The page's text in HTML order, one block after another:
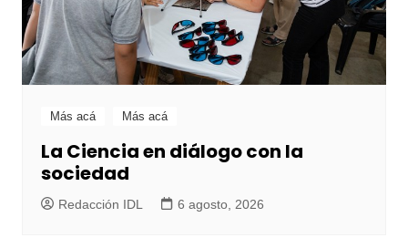
Más acá Más acá
La Ciencia en diálogo con la
sociedad
Redacción IDL 6 agosto, 2026